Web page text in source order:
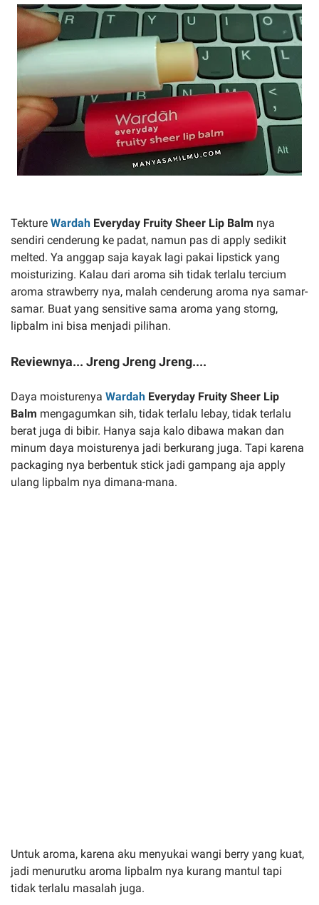
Tekture Wardah Everyday Fruity Sheer Lip Balm nya
sendiri cenderung ke padat, namun pas di apply sedikit
melted. Ya anggap saja kayak lagi pakai lipstick yang
moisturizing. Kalau dari aroma sih tidak terlalu tercium
aroma strawberry nya, malah cenderung aroma nya samar-
samar. Buat yang sensitive sama aroma yang storng,
lipbalm ini bisa menjadi pilihan.
Reviewnya... Jreng Jreng Jreng....
Daya moisturenya Wardah Everyday Fruity Sheer Lip
Balm mengagumkan sih, tidak terlalu lebay, tidak terlalu
berat juga di bibir. Hanya saja kalo dibawa makan dan
minum daya moisturenya jadi berkurang juga. Tapi karena
packaging nya berbentuk stick jadi gampang aja apply
ulang lipbalm nya dimana-mana.
Untuk aroma, karena aku menyukai wangi berry yang kuat,
jadi menurutku aroma lipbalm nya kurang mantul tapi
tidak terlalu masalah juga.